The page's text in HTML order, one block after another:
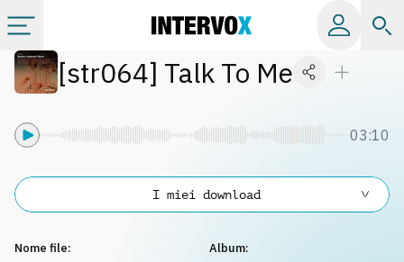
Categorie
Album
Playlist
[str064] Talk To Me
03:10
Nome file:
Album:
I miei download